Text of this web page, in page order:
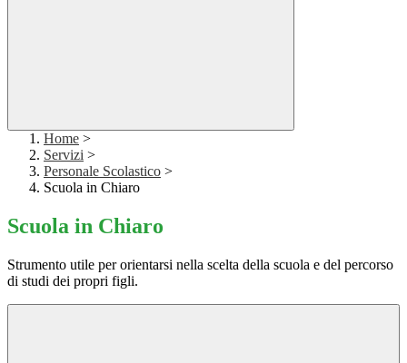
Home >
Servizi >
Personale Scolastico >
Scuola in Chiaro
Scuola in Chiaro
Strumento utile per orientarsi nella scelta della scuola e del percorso
di studi dei propri figli.